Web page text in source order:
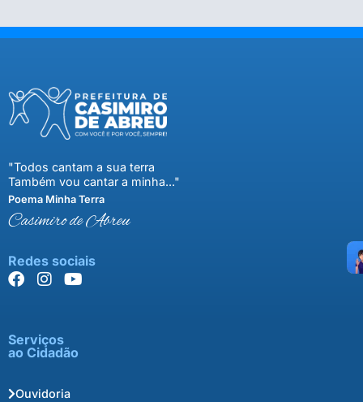
"Todos cantam a sua terra
Também vou cantar a minha..."
Poema Minha Terra
Casimiro de Abreu
Redes sociais
Serviços
ao Cidadão
Ouvidoria